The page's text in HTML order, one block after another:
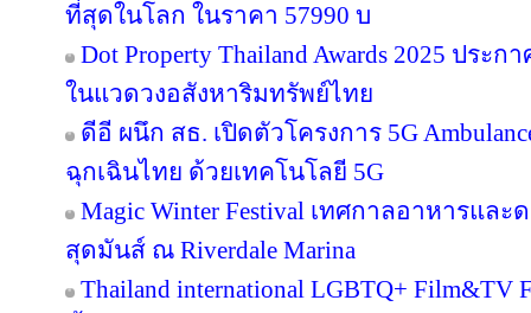
ที่สุดในโลก ในราคา 57990 บ
Dot Property Thailand Awards 2025 ประ
ในแวดวงอสังหาริมทรัพย์ไทย
ดีอี ผนึก สธ. เปิดตัวโครงการ 5G
ฉุกเฉินไทย ด้วยเทคโนโลยี 5G
Magic Winter Festival เทศกาลอาหารแ
สุดมันส์ ณ Riverdale Marina
Thailand international LGBTQ+ Film&TV